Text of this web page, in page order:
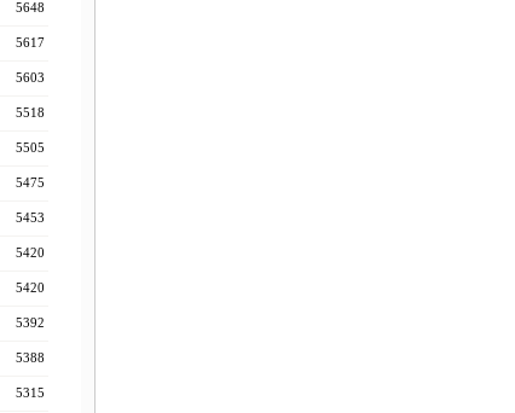
5648
5617
5603
5518
5505
5475
5453
5420
5420
5392
5388
5315